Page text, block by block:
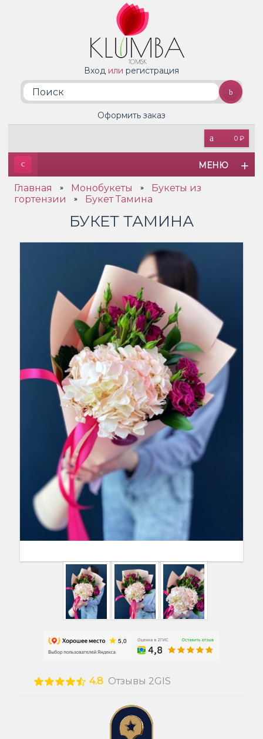
Вход или регистрация
0 ₽
Оформить заказ
МЕНЮ
Главная » Монобукеты »
Букеты из
гортензии
» Букет Тамина
БУКЕТ ТАМИНА
4.8 Отзывы 2GIS